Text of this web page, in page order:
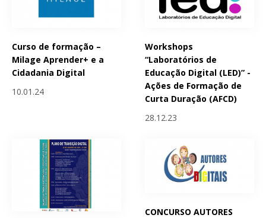
Curso de formação –
Milage Aprender+ e a
Cidadania Digital
10.01.24
Workshops
“Laboratórios de
Educação Digital (LED)” -
Ações de Formação de
Curta Duração (AFCD)
28.12.23
CONCURSO AUTORES